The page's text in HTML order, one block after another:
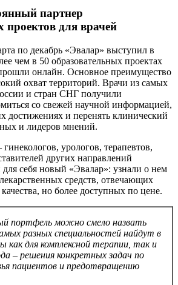
партнер
проектов для врачей
по декабрь «Эвалар» выступил в
чем в 50 образовательных проектах
онлайн. Основное преимущество
охват территорий. Врачи из самых
и стран СНГ получили
со свежей научной информацией,
достижениях и перенять клинический
и лидеров мнений.
урологов, терапевтов,
других направлений
себя новый «Эвалар»: узнали о нем
средств, отвечающих
но более доступных по цене.
портфель можно смело назвать
разных специальностей найдут в
для комплексной терапии, так и
– решения конкретных задач по
пациентов и предотвращению